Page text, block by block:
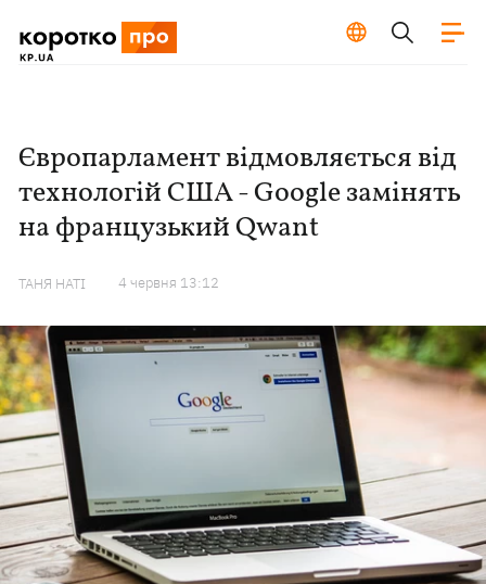
Європарламент відмовляється від
технологій США - Google замінять
на французький Qwant
ТАНЯ НАТІ 4 червня 13:12